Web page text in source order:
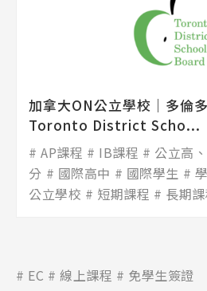
加拿大ON公立學校│多倫
Toronto District Scho...
AP課程 IB課程 公立高
分
國際高中 國際學生
公立學校
短期課程 長期
EC 線上課程 免學生簽證